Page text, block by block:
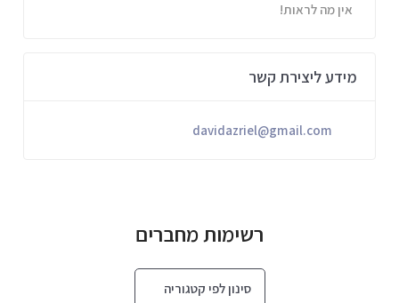
אין מה לראות!
מידע ליצירת קשר
davidazriel@gmail.com
רשימות מחברים
סינון לפי קטגוריה